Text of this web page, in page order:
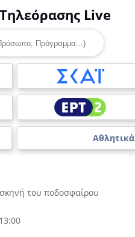
Live
Αθλητικά
του ποδοσφαίρου